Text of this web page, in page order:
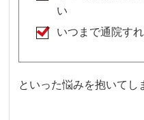
い
いつまで通院す
といった悩みを抱いてし